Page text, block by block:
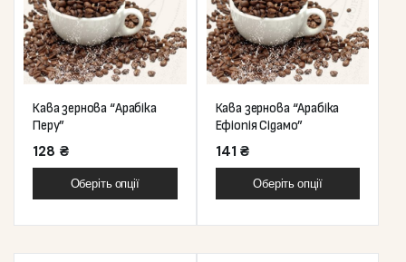
Кава зернова “Арабіка
Перу”
128 ₴
Оберіть опції
Кава зернова “Арабіка
Ефіопія Сідамо”
141₴
Оберіть опції